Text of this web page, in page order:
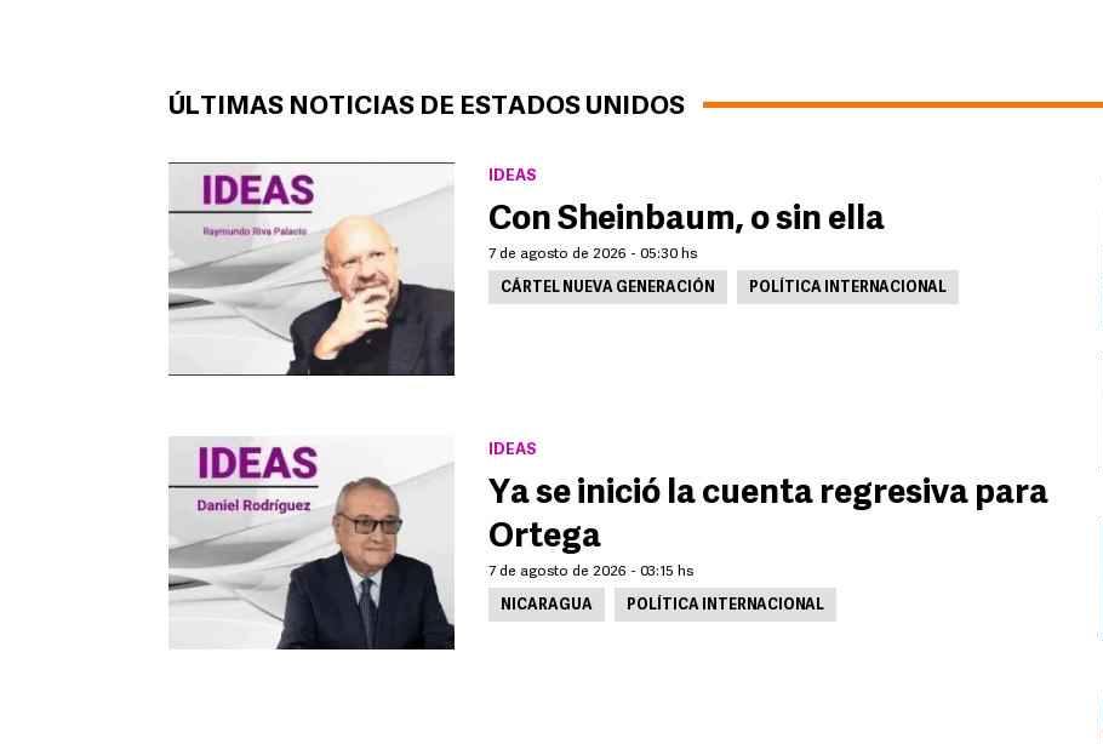
ÚLTIMAS NOTICIAS DE ESTADOS UNIDOS
IDEAS
Con Sheinbaum, o sin ella
7 de agosto de 2026 - 05:30 hs
CÁRTEL NUEVA GENERACIÓN POLÍTICA INTERNACIONAL
IDEAS
Ya se inició la cuenta regresiva para
Ortega
7 de agosto de 2026 - 03:15 hs
NICARAGUA POLÍTICA INTERNACIONAL